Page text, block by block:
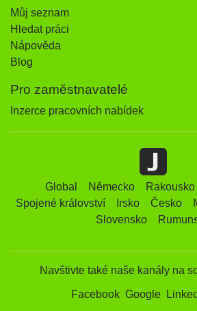
Můj seznam
Hledat práci
Nápověda
Blog
Pro zaměstnavatelé
Inzerce pracovních nabídek
Global Německo Rakousko
Spojené království
Irsko Česko
Slovensko
Navštivte také naše kanály na
Facebook Google